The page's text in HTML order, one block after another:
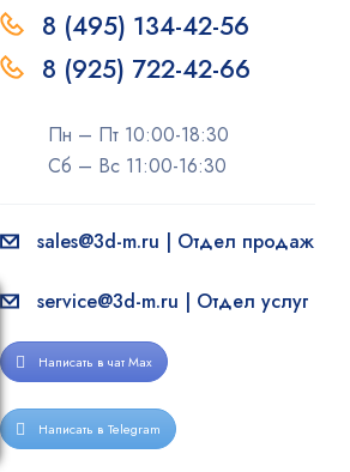
8 (495) 134-42-56
8 (925) 722-42-66
Пн – Пт 10:00-18:30
Сб – Вс 11:00-16:30
sales@3d-m.ru | Отдел продаж
service@3d-m.ru | Отдел услуг
Написать в чат Max
Написать в Telegram